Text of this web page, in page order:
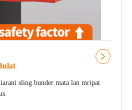
sling bunder mata lan mripat